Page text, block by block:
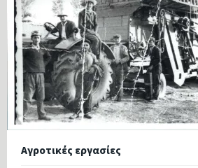
Αγροτικές εργασίες